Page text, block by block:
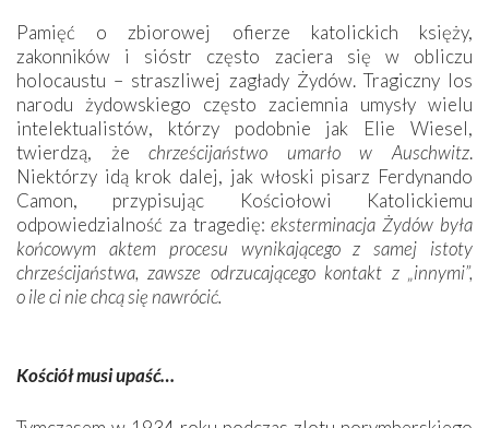
Pamięć o zbiorowej ofierze katolickich księży,
zakonników i sióstr często zaciera się w obliczu
holocaustu – straszliwej zagłady Żydów. Tragiczny los
narodu żydowskiego często zaciemnia umysły wielu
intelektualistów, którzy podobnie jak Elie Wiesel,
twierdzą, żechrześcijaństwo umarło w Auschwitz.
Niektórzy idą krok dalej, jak włoski pisarz Ferdynando
Camon, przypisując Kościołowi Katolickiemu
odpowiedzialność za tragedię:eksterminacja Żydów była
końcowym aktem procesu wynikającego z samej istoty
chrześcijaństwa, zawsze odrzucającego kontakt z „innymi”,
o ile ci nie chcą się nawrócić.
Kościół musi upaść…